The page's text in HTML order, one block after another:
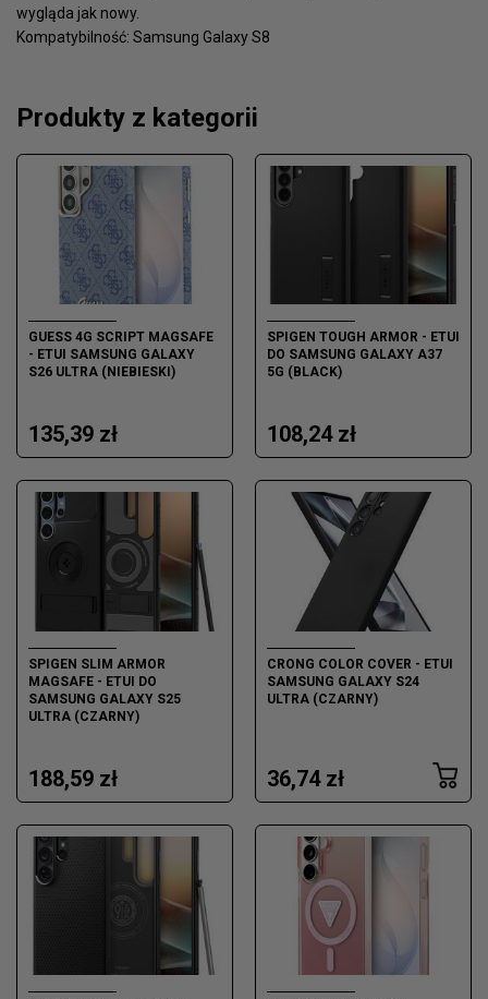
wygląda jak nowy.
Kompatybilność: Samsung Galaxy S8
Produkty z kategorii
GUESS 4G SCRIPT MAGSAFE
- ETUI SAMSUNG GALAXY
S26 ULTRA (NIEBIESKI)
135,39 zł
SPIGEN TOUGH ARMOR - ETUI
DO SAMSUNG GALAXY A37
5G (BLACK)
108,24 zł
SPIGEN SLIM ARMOR
MAGSAFE - ETUI DO
SAMSUNG GALAXY S25
ULTRA (CZARNY)
188,59 zł
CRONG COLOR COVER - ETUI
SAMSUNG GALAXY S24
ULTRA (CZARNY)
36,74 zł